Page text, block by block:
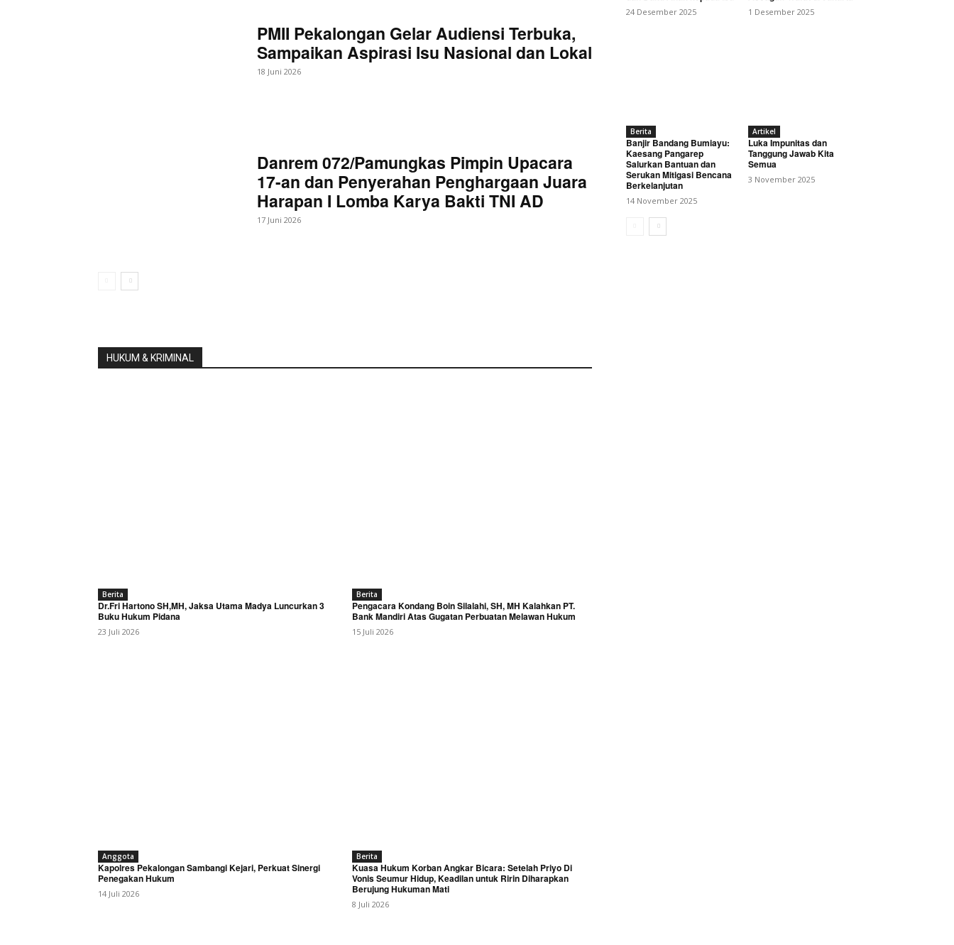
PMII Pekalongan Gelar Audiensi Terbuka,
Sampaikan Aspirasi Isu Nasional dan Lokal
18 Juni 2026
Danrem 072/Pamungkas Pimpin Upacara
17-an dan Penyerahan Penghargaan Juara
Harapan I Lomba Karya Bakti TNI AD
17 Juni 2026
HUKUM & KRIMINAL
Berita
Dr.Fri Hartono SH,MH, Jaksa Utama Madya Luncurkan 3
Buku Hukum Pidana
23 Juli 2026
Berita
Pengacara Kondang Boin Silalahi, SH, MH Kalahkan PT.
Bank Mandiri Atas Gugatan Perbuatan Melawan Hukum
15 Juli 2026
Anggota
Kapolres Pekalongan Sambangi Kejari, Perkuat Sinergi
Penegakan Hukum
14 Juli 2026
Berita
Kuasa Hukum Korban Angkar Bicara: Setelah Priyo Di
Vonis Seumur Hidup, Keadilan untuk Ririn Diharapkan
Berujung Hukuman Mati
8 Juli 2026
24 Desember 2025 1 Desember 2025
Berita
Banjir Bandang Bumiayu:
Kaesang Pangarep
Salurkan Bantuan dan
Serukan Mitigasi Bencana
Berkelanjutan
14 November 2025
Artikel
Luka Impunitas dan
Tanggung Jawab Kita
Semua
3 November 2025